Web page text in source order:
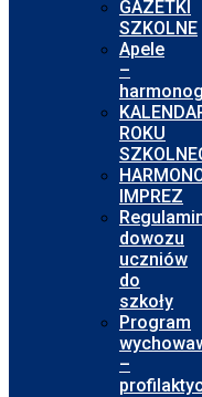
GAZETKI
SZKOLNE
Apele
–
ROKU
IMPREZ
dowozu
uczniów
do
szkoły
Program
–